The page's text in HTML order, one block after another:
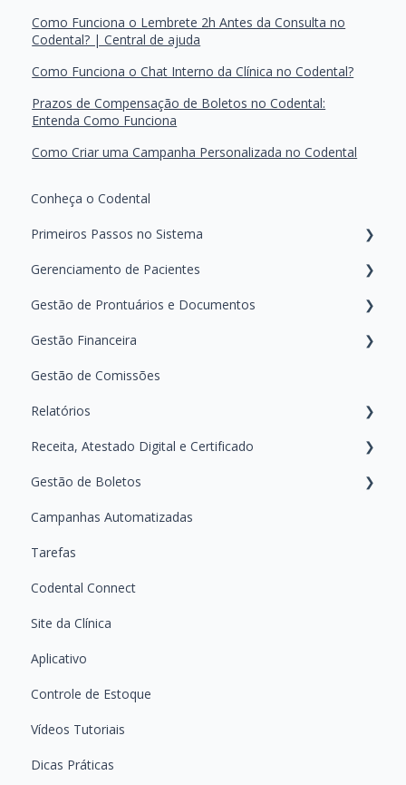
Como Funciona o Lembrete 2h Antes da Consulta no
Codental? | Central de ajuda
Como Funciona o Chat Interno da Clínica no Codental?
Prazos de Compensação de Boletos no Codental:
Entenda Como Funciona
Como Criar uma Campanha Personalizada no Codental
Conheça o Codental
Primeiros Passos no Sistema
Configurações iniciais da agenda
Gerenciamento de Equipe e Permissões
Configurando as Mensagens
Personalização e Configurações Clínicas
Gerenciamento de Pacientes
Busca e Cadastro de Pacientes
Retornos e Aniversários
Gestão de Prontuários e Documentos
Gerando e Manipulando Documentos
Gerenciando e Manipulando Arquivos do Paciente
Registrando Tratamentos
Gestão Financeira
Pagamentos do Paciente
Financeiro da Clínica
Gestão de Comissões
Relatórios
Primeiros Passos — Conhecendo a área de Relatórios
Guias Práticos — Como usar cada Relatório
Receita, Atestado Digital e Certificado
Ferramenta de Receita Digital
Certificados Digitais
Atestado Digital
Gestão de Boletos
Emitindo e Acompanhando Boletos
Dúvidas Frequentes Sobre Boletos
Campanhas Automatizadas
Tarefas
Codental Connect
Site da Clínica
Aplicativo
Controle de Estoque
Vídeos Tutoriais
Dicas Práticas